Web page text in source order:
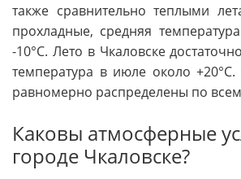
также сравнительно теплыми
прохладные, средняя
-10°C. Лето в Чкаловске
температура в июле около
равномерно распределены по
Каковы атмосферные
городе Чкаловске?